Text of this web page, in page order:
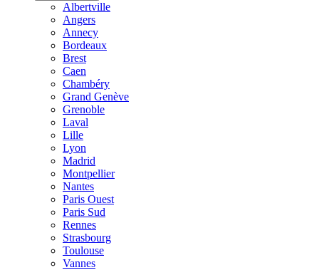
Albertville
Angers
Annecy
Bordeaux
Brest
Caen
Chambéry
Grand Genève
Grenoble
Laval
Lille
Lyon
Madrid
Montpellier
Nantes
Paris Ouest
Paris Sud
Rennes
Strasbourg
Toulouse
Vannes